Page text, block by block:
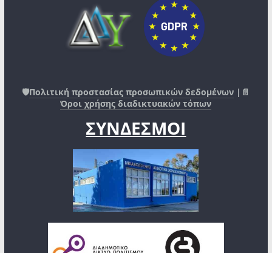
🛡️Πολιτική προστασίας προσωπικών δεδομένων |📄
Όροι χρήσης διαδικτυακών τόπων
ΣΥΝΔΕΣΜΟΙ